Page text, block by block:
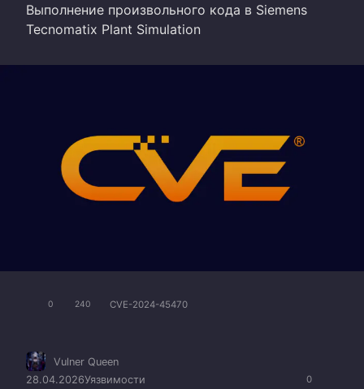
Выполнение произвольного кода в Siemens
Tecnomatix Plant Simulation
0 240 CVE-2024-45470
0
Vulner Queen
28.04.2026Уязвимости